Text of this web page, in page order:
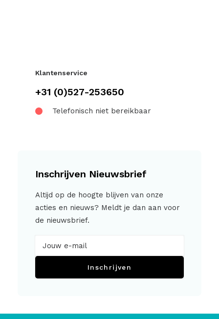
Klantenservice
+31 (0)527-253650
Telefonisch niet bereikbaar
Inschrijven Nieuwsbrief
Altijd op de hoogte blijven van onze
acties en nieuws? Meldt je dan aan voor
de nieuwsbrief.
Inschrijven